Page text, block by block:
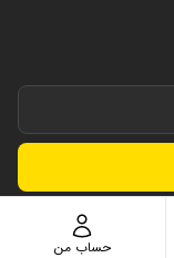
حساب من